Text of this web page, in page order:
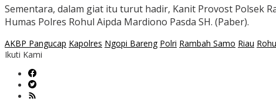
Sementara, dalam giat itu turut hadir, Kanit Provost Polsek
Humas Polres Rohul Aipda Mardiono Pasda SH. (Paber).
AKBP Pangucap Kapolres Ngopi Bareng Polri Rambah Samo Riau
Ikuti Kami